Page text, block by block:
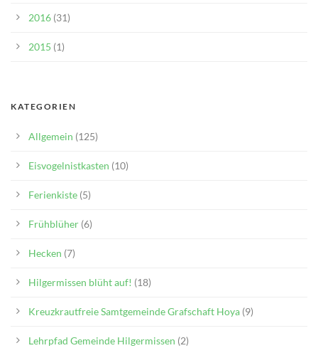
2016 (31)
2015 (1)
KATEGORIEN
Allgemein (125)
Eisvogelnistkasten (10)
Ferienkiste (5)
Frühblüher (6)
Hecken (7)
Hilgermissen blüht auf! (18)
Kreuzkrautfreie Samtgemeinde Grafschaft Hoya (9)
Lehrpfad Gemeinde Hilgermissen (2)